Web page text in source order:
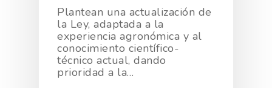
Plantean una actualización de
la Ley, adaptada a la
experiencia agronómica y al
conocimiento científico-
técnico actual, dando
prioridad a la…